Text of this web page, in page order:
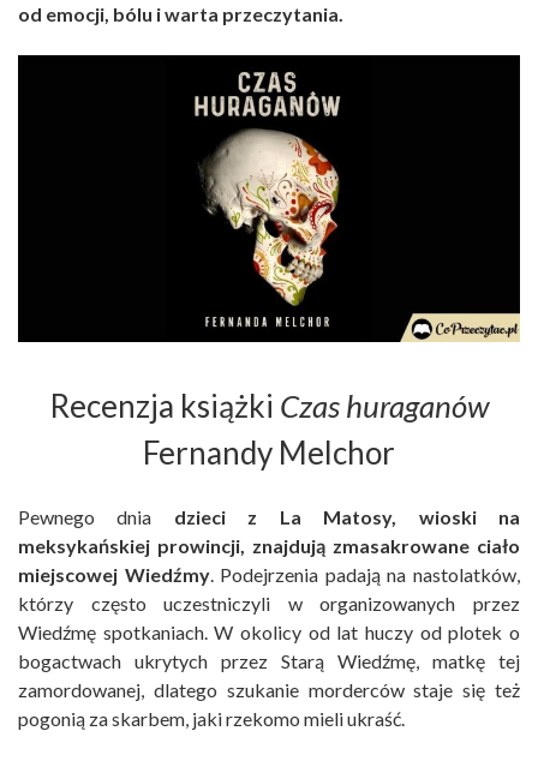
od emocji, bólu i warta przeczytania.
Recenzja książki Czas huraganów
Fernandy Melchor
Pewnego dnia dzieci z La Matosy, wioski na
meksykańskiej prowincji, znajdują zmasakrowane ciało
miejscowej Wiedźmy. Podejrzenia padają na nastolatków,
którzy często uczestniczyli w organizowanych przez
Wiedźmę spotkaniach. W okolicy od lat huczy od plotek o
bogactwach ukrytych przez Starą Wiedźmę, matkę tej
zamordowanej, dlatego szukanie morderców staje się też
pogonią za skarbem, jaki rzekomo mieli ukraść.